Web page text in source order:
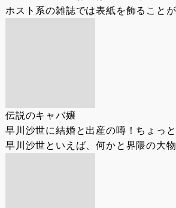
ホスト系の雑誌では表紙を飾ること
伝説のキャバ嬢
早川沙世に結婚と出産の噂！ちょっ
早川沙世といえば、何かと界隈の大